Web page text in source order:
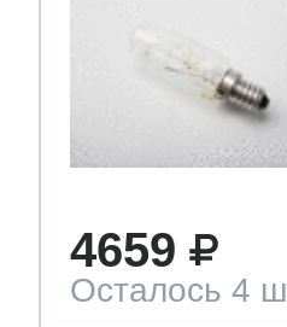
4659
Осталось 4